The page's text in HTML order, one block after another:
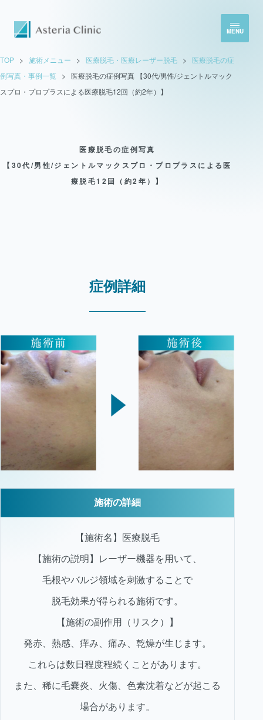
MENU
TOP > 施術メニュー > 医療脱毛・医療レーザー脱毛 > 医療脱毛の症
例写真・事例一覧 > 医療脱毛の症例写真 【30代/男性/ジェントルマック
スプロ・プロプラスによる医療脱毛12回（約2年）】
医療脱毛の症例写真
【30代/男性/ジェントルマックスプロ・プロプラスによる医
療脱毛12回（約2年）】
症例詳細
施術の詳細
【施術名】医療脱毛
【施術の説明】レーザー機器を用いて、
毛根やバルジ領域を刺激することで
脱毛効果が得られる施術です。
【施術の副作用（リスク）】
発赤、熱感、痒み、痛み、乾燥が生じます。
これらは数日程度程続くことがあります。
また、稀に毛嚢炎、火傷、色素沈着などが起こる
場合があります。